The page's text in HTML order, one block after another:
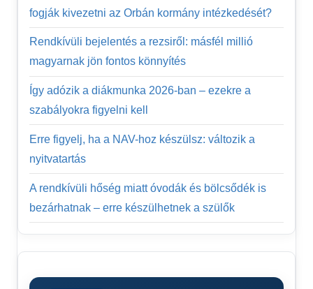
fogják kivezetni az Orbán kormány intézkedését?
Rendkívüli bejelentés a rezsiről: másfél millió
magyarnak jön fontos könnyítés
Így adózik a diákmunka 2026-ban – ezekre a
szabályokra figyelni kell
Erre figyelj, ha a NAV-hoz készülsz: változik a
nyitvatartás
A rendkívüli hőség miatt óvodák és bölcsődék is
bezárhatnak – erre készülhetnek a szülők